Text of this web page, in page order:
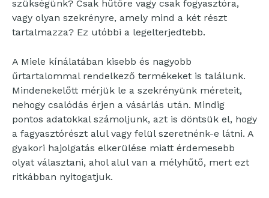
szükségünk? Csak hűtőre vagy csak fogyasztóra,
vagy olyan szekrényre, amely mind a két részt
tartalmazza? Ez utóbbi a legelterjedtebb.
A Miele kínálatában kisebb és nagyobb
űrtartalommal rendelkező termékeket is találunk.
Mindenekelőtt mérjük le a szekrényünk méreteit,
nehogy csalódás érjen a vásárlás után. Mindig
pontos adatokkal számoljunk, azt is döntsük el, hogy
a fagyasztórészt alul vagy felül szeretnénk-e látni. A
gyakori hajolgatás elkerülése miatt érdemesebb
olyat választani, ahol alul van a mélyhűtő, mert ezt
ritkábban nyitogatjuk.